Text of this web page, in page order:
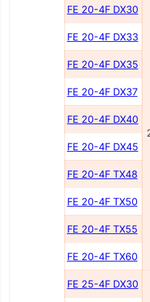
FE 20-4F DX30
FE 20-4F DX33
FE 20-4F DX35
FE 20-4F DX37
FE 20-4F DX40
FE 20-4F DX45
FE 20-4F TX48
FE 20-4F TX50
FE 20-4F TX55
FE 20-4F TX60
FE 25-4F DX30